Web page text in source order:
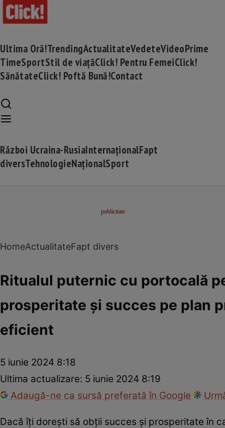
Ultima Oră!TrendingActualitateVedeteVideoPrime
TimeSportStil de viațăClick! Pentru FemeiClick!
SănătateClick! Poftă Bună!Contact
Război Ucraina-RusiaInternaționalFapt
diversTehnologieNaționalSport
HomeActualitateFapt divers
Ritualul puternic cu portocală
prosperitate și succes pe plan
eficient
5 iunie 2024 8:18
Ultima actualizare: 5 iunie 2024 8:19
Adaugă-ne ca sursă preferată în Google
Dacă îți dorești să obții succes și prosperitate în